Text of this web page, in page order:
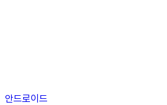
안드로이드